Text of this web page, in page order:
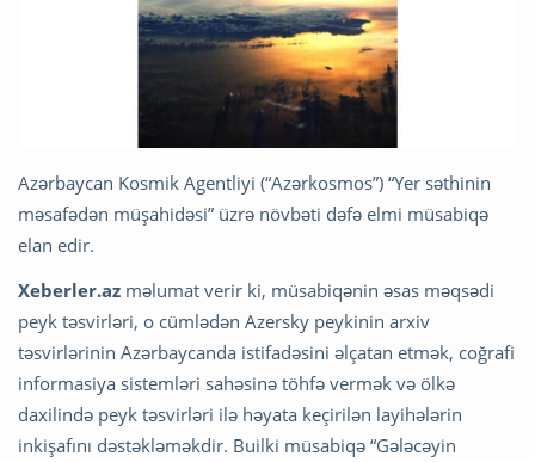
Azərbaycan Kosmik Agentliyi (“Azərkosmos”) “Yer səthinin
məsafədən müşahidəsi” üzrə növbəti dəfə elmi müsabiqə
elan edir.
Xeberler.az məlumat verir ki, müsabiqənin əsas məqsədi
peyk təsvirləri, o cümlədən Azersky peykinin arxiv
təsvirlərinin Azərbaycanda istifadəsini əlçatan etmək, coğrafi
informasiya sistemləri sahəsinə töhfə vermək və ölkə
daxilində peyk təsvirləri ilə həyata keçirilən layihələrin
inkişafını dəstəkləməkdir. Builki müsabiqə “Gələcəyin